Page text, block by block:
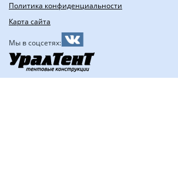
Политика конфиденциальности
Карта сайта
Мы в соцсетях: